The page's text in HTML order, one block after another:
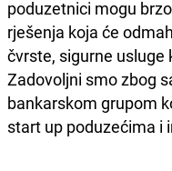
poduzetnici mogu
rješenja koja će
čvrste, sigurne usluge
Zadovoljni smo zbog
bankarskom grupom
start up poduzećima i